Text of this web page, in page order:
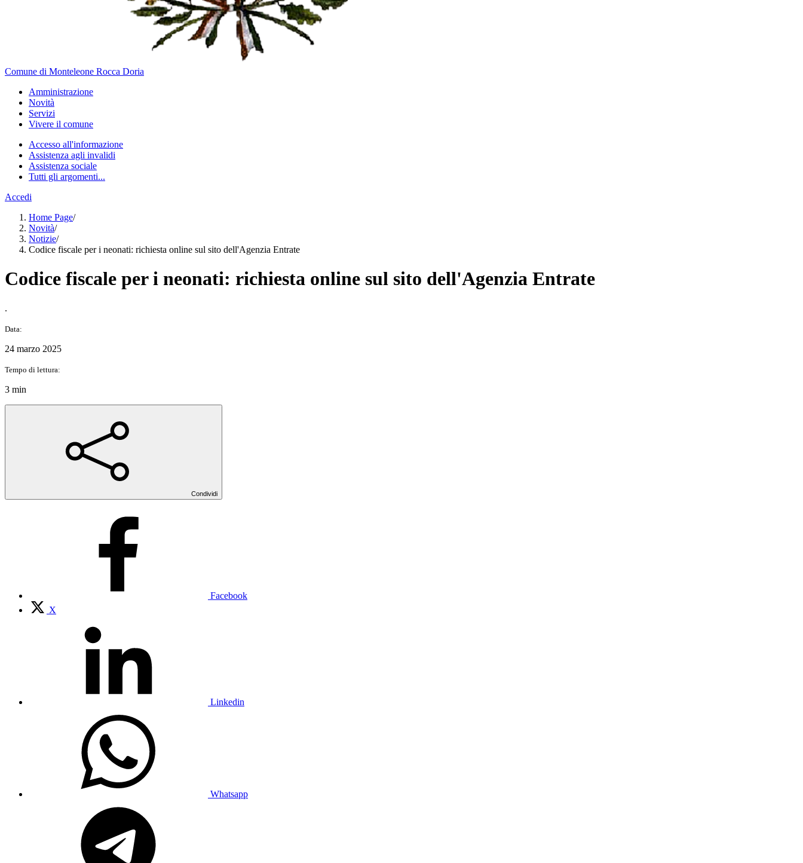
Comune di Monteleone Rocca Doria
Amministrazione
Novità
Servizi
Vivere il comune
Accesso all'informazione
Assistenza agli invalidi
Assistenza sociale
Tutti gli argomenti...
Accedi
Home Page/
Novità/
Notizie/
Codice fiscale per i neonati: richiesta online sul sito dell'Agenzia Entrate
Codice fiscale per i neonati: richiesta online sul sito dell'Agenzia Entrate
.
Data:
24 marzo 2025
Tempo di lettura:
3 min
Condividi
Facebook
X
Linkedin
Whatsapp